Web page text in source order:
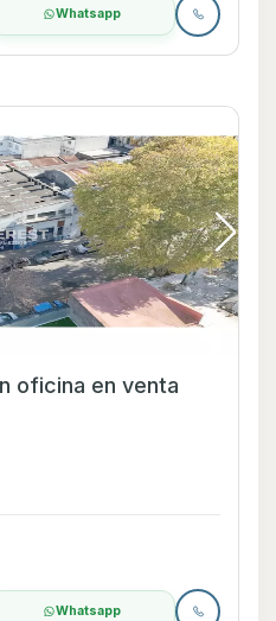
Whatsapp
oficina en venta
Whatsapp